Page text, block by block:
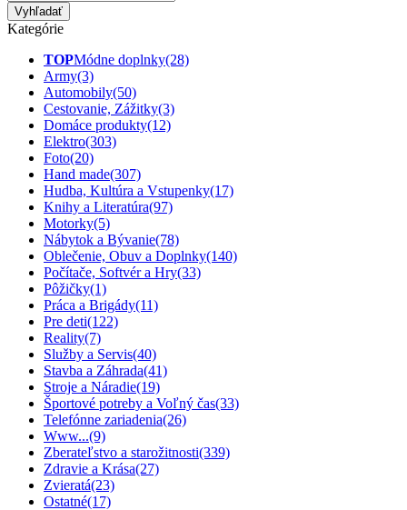
Vyhľadať
Kategórie
TOPMódne doplnky(28)
Army(3)
Automobily(50)
Cestovanie, Zážitky(3)
Domáce produkty(12)
Elektro(303)
Foto(20)
Hand made(307)
Hudba, Kultúra a Vstupenky(17)
Knihy a Literatúra(97)
Motorky(5)
Nábytok a Bývanie(78)
Oblečenie, Obuv a Doplnky(140)
Počítače, Softvér a Hry(33)
Pôžičky(1)
Práca a Brigády(11)
Pre deti(122)
Reality(7)
Služby a Servis(40)
Stavba a Záhrada(41)
Stroje a Náradie(19)
Športové potreby a Voľný čas(33)
Telefónne zariadenia(26)
Www...(9)
Zberateľstvo a starožitnosti(339)
Zdravie a Krása(27)
Zvieratá(23)
Ostatné(17)